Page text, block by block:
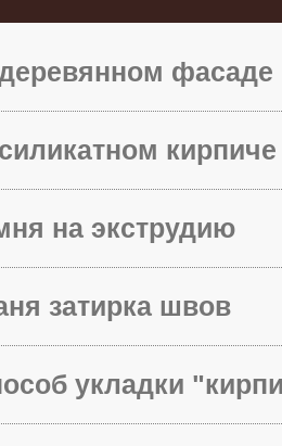
фасаде
кирпиче
на экструдию
затирка швов
укладки